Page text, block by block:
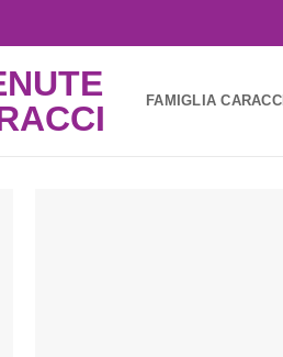
FAMIGLIA CARACCI